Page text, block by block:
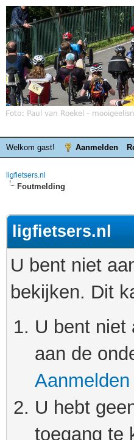
Welkom gast! Aanmelden
ligfietsers.nl
Foutmelding
ligfietsers.nl
U bent niet
bekijken. Dit
U bent niet
aan de
Aanmelden
U hebt
toegang te